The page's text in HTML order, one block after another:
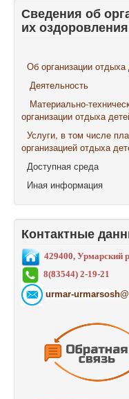
Сведения об
их оздоровления
Об организации
Деятельность
Материально-
организации отдыха
Услуги, в том числе
организацией отдыха
Доступная среда
Иная информация
Контактные
429400, Урмарский
8(83544) 2-19-21
urmar-